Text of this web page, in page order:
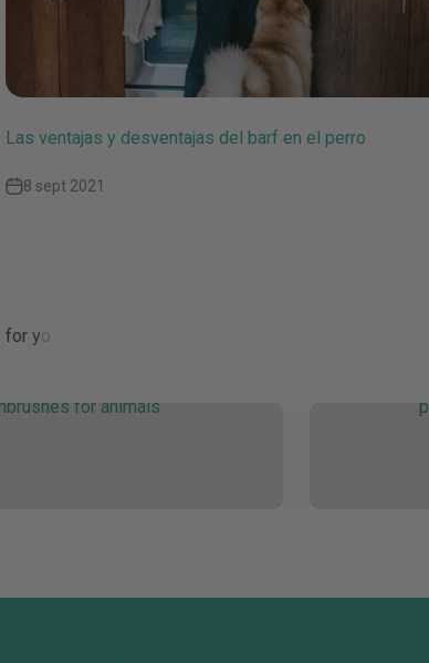
Las ventajas y desventajas del barf en el perro
8 sept 2021
for animals